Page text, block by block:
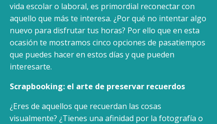
vida escolar o laboral, es primordial reconectar con
aquello que más te interesa. ¿Por qué no intentar algo
nuevo para disfrutar tus horas? Por ello que en esta
ocasión te mostramos cinco opciones de pasatiempos
que puedes hacer en estos días y que pueden
interesarte.
Scrapbooking: el arte de preservar recuerdos
¿Eres de aquellos que recuerdan las cosas
visualmente? ¿Tienes una afinidad por la fotografía o